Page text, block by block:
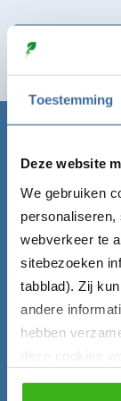
Toestemming
Deze website
We gebruiken
personaliseren,
webverkeer te
sitebezoeken
tabblad). Zij
andere
hebben
direct gratis per
Voornaam*
E-mailadres*